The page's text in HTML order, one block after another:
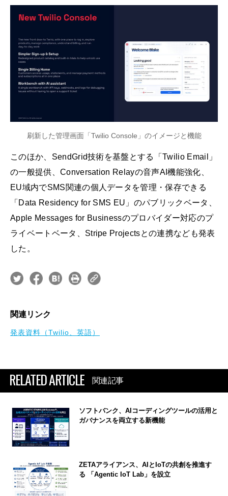
刷新した管理画面「Twilio Console」のイメージと機能
このほか、SendGrid技術を基盤とする「Twilio Email」
の一般提供、Conversation Relayの音声AI機能強化、
EU域内でSMS関連の個人データを管理・保存できる
「Data Residency for SMS EU」のパブリックベータ、
Apple Messages for Businessのプロバイダー対応のプ
ライベートベータ、Stripe Projectsとの連携なども発表
した。
関連リンク
発表資料（Twilio、英語）
RELATED ARTICLE 関連記事
ソフトバンク、AIコーディングツールの活用と
ガバナンスを両立する新機能
ZETAアライアンス、AIとIoTの共創を推進す
る 「Agentic IoT Lab」を設立